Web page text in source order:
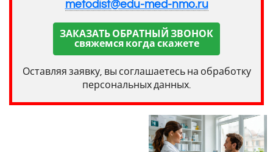
metodist@edu-med-nmo.ru
ЗАКАЗАТЬ ОБРАТНЫЙ ЗВОНОК
свяжемся когда скажете
Оставляя заявку, вы соглашаетесь на обработку
персональных данных.